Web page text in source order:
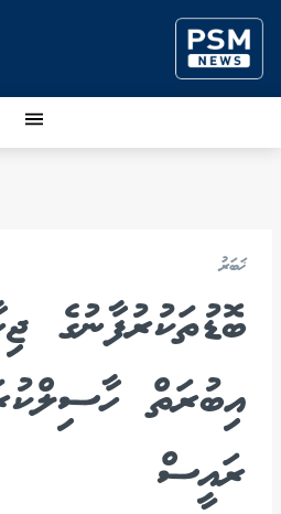
ޚަބަރު
ބޮޑުތަކުރުފާނުގެ
އިބުރަތް
ރައީސް